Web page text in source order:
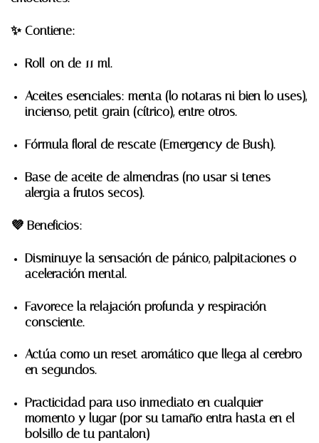
✨Contiene:
Roll-on de 11 ml.
Aceites esenciales: menta (lo notaras ni bien lo uses),
incienso, petit grain (cítrico), entre otros.
Fórmula floral de rescate (Emergency de Bush).
Base de aceite de almendras (no usar si tenes
alergia a frutos secos).
💜 Beneficios:
Disminuye la sensación de pánico, palpitaciones o
aceleración mental.
Favorece la relajación profunda y respiración
consciente.
Actúa como un reset aromático que llega al cerebro
en segundos.
Practicidad para uso inmediato en cualquier
momento y lugar (por su tamaño entra hasta en el
bolsillo de tu pantalon)